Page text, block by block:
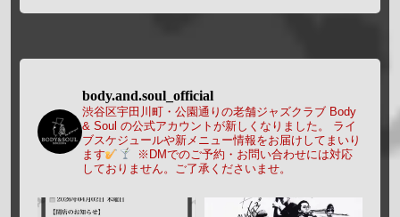
body.and.soul_official
渋谷区宇田川町・公園通りの老舗ジャズクラブ Body
& Soul の公式アカウントが新しくなりました。
ライ
ブスケジュールや新メニュー情報をお届けしてまいり
ます
※DMでのご予約・お問い合わせには対応
しておりません。ご了承くださいませ。